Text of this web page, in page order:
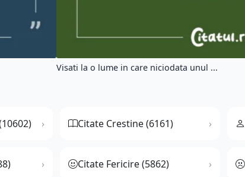
Visati la o lume in care niciodata unul ...
Citate Crestine (6161)
Citate Fericire (5862)